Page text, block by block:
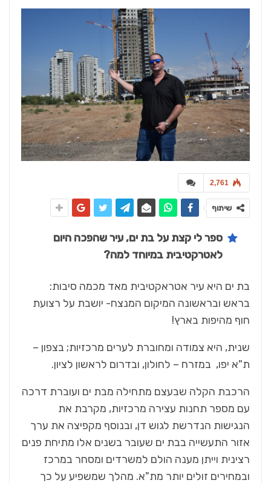
2,761
שיתוף
ספר לי קצת על בת ים, עיר שהפכה היום
לאטרקטיבית במיוחד למה?
בת ים היא עיר אטראקטיבית מאד מכמה סיבות:
בראש ובראשונה המיקום המנצח- יושבת על רצועת
חוף מהיפות בארץ!
שנית, היא צמודה ומחוברת לערים מרכזיות; בצפון –
ת"א יפו, במזרח – לחולון, ובדרום לראשון לציון.
הרכבת הקלה שבעצם מתחילה מבת ים ועוברת דרכה
עם מספר תחנות עצירה מרכזיות, מקרבת את
הנגישות הנדרשת לגוש דן, ובנוסף מקפיצה את ערך
אזור התעשייה בבת ים שעובר בשנים אלו מתיחת פנים
רצינית וייתן מענה הולם למשרדים ומסחר במרכז
ובמחירים זולים יותר מת"א. מהלך שמשפיע על כך